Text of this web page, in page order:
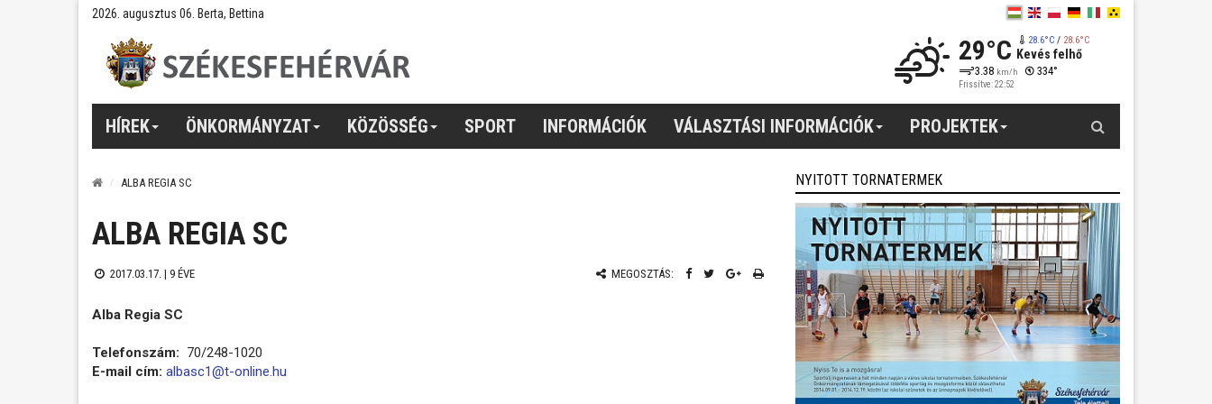
2026. augusztus 06. Berta, Bettina
29°C 28.6°C/ 28.6°C
Kevés felhő
3.38 km/h 334°
Frissítve: 22:52
HÍREK ÖNKORMÁNYZAT KÖZÖSSÉG SPORT INFORMÁCIÓK VÁLASZTÁSI INFORMÁCIÓK PROJEKTEK
ALBA REGIA SC
ALBA REGIA SC
2017.03.17. | 9 ÉVE MEGOSZTÁS:
Alba Regia SC
Telefonszám: 70/248-1020
E-mail cím: albasc1@t-online.hu
NYITOTT TORNATERMEK